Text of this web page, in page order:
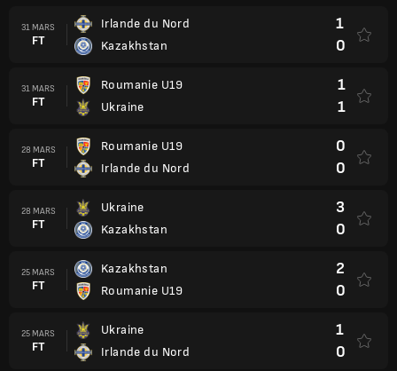
31 MARS
FT
Irlande du Nord
Kazakhstan
1
0
31 MARS
FT
Roumanie U19
Ukraine
1
1
28 MARS
FT
Roumanie U19
Irlande du Nord
0
0
28 MARS
FT
Ukraine
Kazakhstan
3
0
25 MARS
FT
Kazakhstan
Roumanie U19
2
0
25 MARS
FT
Ukraine
Irlande du Nord
1
0